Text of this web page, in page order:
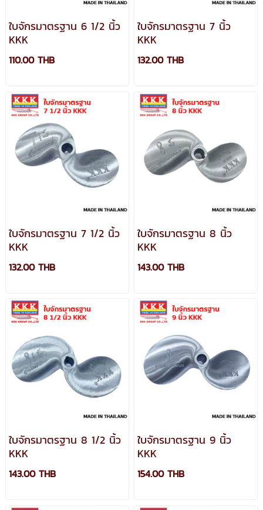
ใบจักรมาตรฐาน 6 1/2 นิ้ว
KKK
110.00 THB
ใบจักรมาตรฐาน 7 นิ้ว
KKK
132.00 THB
ใบจักรมาตรฐาน 7 1/2 นิ้ว
KKK
132.00 THB
ใบจักรมาตรฐาน 8 นิ้ว
KKK
143.00 THB
ใบจักรมาตรฐาน 8 1/2 นิ้ว
KKK
143.00 THB
ใบจักรมาตรฐาน 9 นิ้ว
KKK
154.00 THB